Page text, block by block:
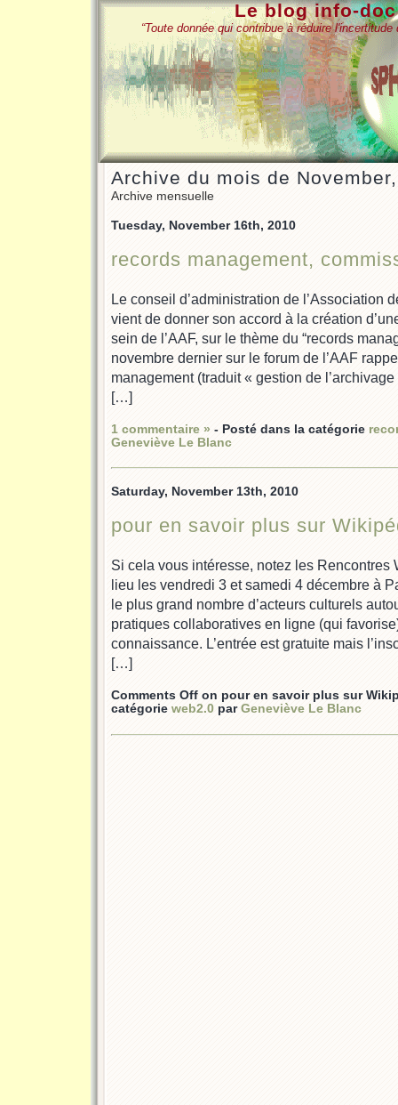
Le blog info-
“Toute donnée qui contribue à réduire
Archive du mois de
Archive mensuelle
Tuesday, November 16th, 2010
records management,
Le conseil d’administration de l’Association
vient de donner son accord à la création
sein de l’AAF, sur le thème du “records
novembre dernier sur le forum de l’AAF
management (traduit « gestion de
[…]
1 commentaire » - Posté dans la catégorie
Geneviève Le Blanc
Saturday, November 13th, 2010
pour en savoir plus sur
Si cela vous intéresse, notez les Rencontres
lieu les vendredi 3 et samedi 4 décembre à
le plus grand nombre d’acteurs culturels
pratiques collaboratives en ligne (qui
connaissance. L’entrée est gratuite mais
[…]
Comments Off on pour en savoir plus sur
catégorie web2.0 par Geneviève Le Blanc